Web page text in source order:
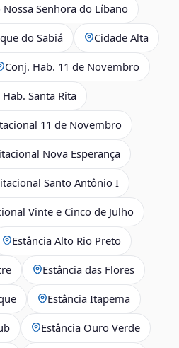
Nossa Senhora do Líbano
do Sabiá Cidade Alta
Conj. Hab. 11 de Novembro
Hab. Santa Rita
11 de Novembro
Nova Esperança
Santo Antônio I
Vinte e Cinco de Julho
Estância Alto Rio Preto
Estância das Flores
Estância Itapema
Estância Ouro Verde